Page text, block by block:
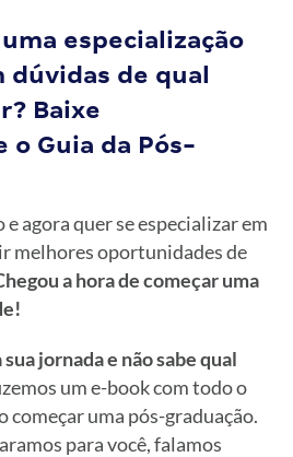
especialização
de qual
Baixe
Guia da Pós-
agora quer se especializar em
melhores oportunidades de
a hora de começar uma
jornada e não sabe qual
um e-book com todo o
começar uma pós-graduação.
para você, falamos